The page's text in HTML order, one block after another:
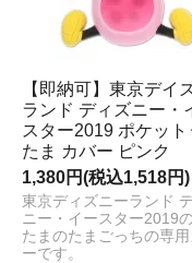
【即納可】東京デイ
ランド ディズニー・
スター2019 ポケット
たま カバー ピンク
1,380円(税込1,518円)
東京ディズニーランド
ニー・イースター2019
たまのたまごっちの専
ーです。